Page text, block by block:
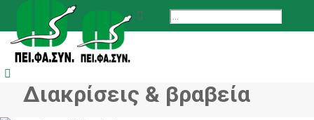
Διακρίσεις & βραβεία